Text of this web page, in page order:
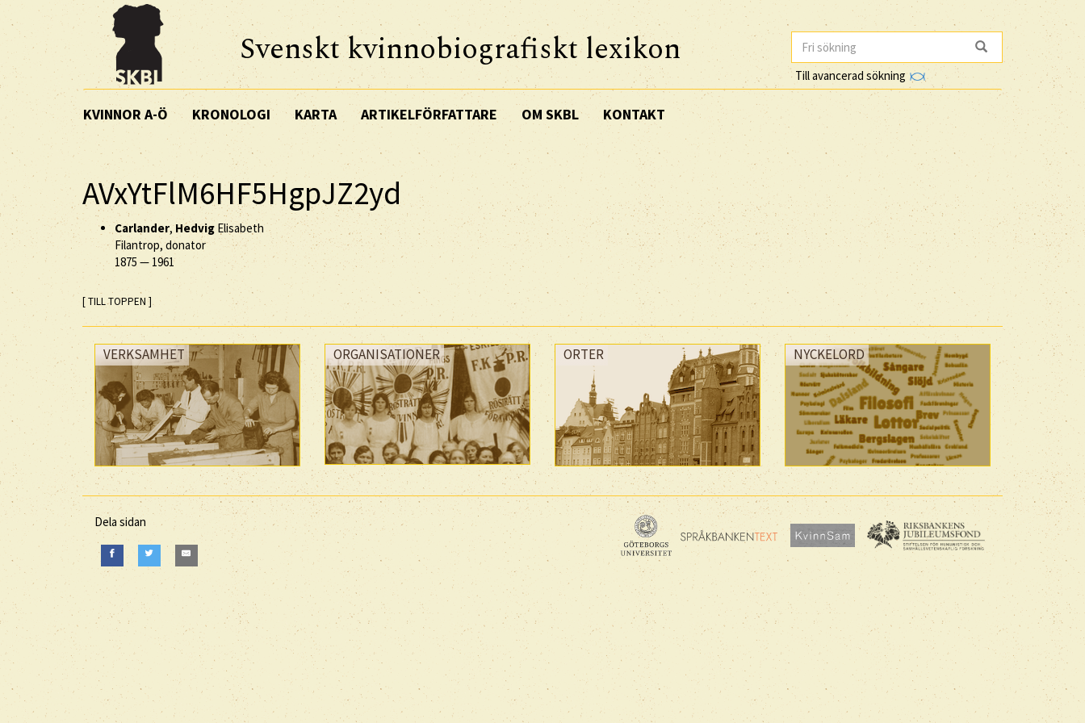
Svenskt kvinnobiografiskt lexikon
Till avancerad sökning
KVINNOR A-Ö KRONOLOGI KARTA ARTIKELFÖRFATTARE OM SKBL KONTAKT
AVxYtFlM6HF5HgpJZ2yd
Carlander,Hedvig Elisabeth
Filantrop, donator
1875 — 1961
[ TILL TOPPEN ]
VERKSAMHET ORGANISATIONER ORTER NYCKELORD
Dela sidan